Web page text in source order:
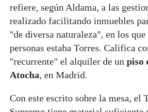
refiere, según Aldama, a las
realizado facilitando inmuebles
"de diversa naturaleza", en los que
personas estaba Torres. Califica
"recurrente" el alquiler de un piso
Atocha, en Madrid.
Con este escrito sobre la mesa, el